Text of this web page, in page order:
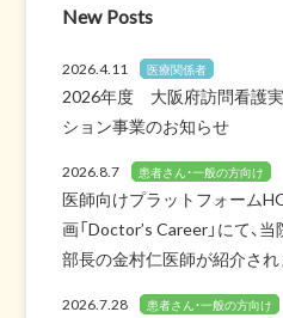
New Posts
2026.4.11 医療関係者
2026年度 大阪府訪問看護
ション事業のお知らせ
2026.8.7 患者さん・一般の方向け
医師向けプラットフォーム
画「Doctor’s Career」にて、
部長の金村仁医師が紹介され
2026.7.28 患者さん・一般の方向け